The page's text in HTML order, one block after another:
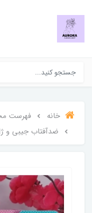
خانه
فهرست
ضدآفتاب جیبی و